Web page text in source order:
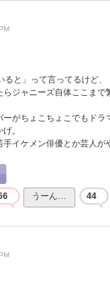
ると」って言ってるけど、
らジャニーズ自体ここまで
ーがちょこちょこでもドラ
。
イケメン俳優とか芸人が
うーん… 44